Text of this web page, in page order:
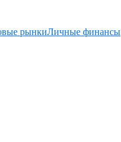
рынкиЛичные финансы